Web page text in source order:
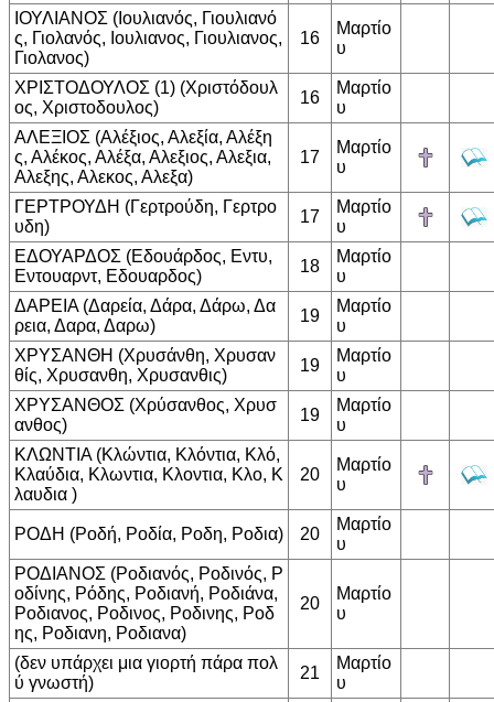
ΙΟΥΛΙΑΝΟΣ (Ιουλιανός, Γιουλιανό
ς, Γιολανός, Ιουλιανος, Γιουλιανος,
Γιολανος)
16
Μαρτίο
υ
ΧΡΙΣΤΟΔΟΥΛΟΣ (1) (Χριστόδουλ
ος, Χριστοδουλος)
16
Μαρτίο
υ
ΑΛΕΞΙΟΣ (Αλέξιος, Αλεξία, Αλέξη
ς, Αλέκος, Αλέξα, Αλεξιος, Αλεξια,
Αλεξης, Αλεκος, Αλεξα)
17
Μαρτίο
υ
ΓΕΡΤΡΟΥΔΗ (Γερτρούδη, Γερτρο
υδη)
17
Μαρτίο
υ
ΕΔΟΥΑΡΔΟΣ (Εδουάρδος, Εντυ,
Εντουαρντ, Εδουαρδος)
18
Μαρτίο
υ
ΔΑΡΕΙΑ (Δαρεία, Δάρα, Δάρω, Δα
ρεια, Δαρα, Δαρω)
19
Μαρτίο
υ
ΧΡΥΣΑΝΘΗ (Χρυσάνθη, Χρυσαν
θίς, Χρυσανθη, Χρυσανθις)
19
Μαρτίο
υ
ΧΡΥΣΑΝΘΟΣ (Χρύσανθος, Χρυσ
ανθος)
19
Μαρτίο
υ
ΚΛΩΝΤΙΑ (Κλώντια, Κλόντια, Κλό,
Κλαύδια, Κλωντια, Κλοντια, Κλο, Κ
λαυδια )
20
Μαρτίο
υ
ΡΟΔΗ (Ροδή, Ροδία, Ροδη, Ροδια) 20
Μαρτίο
υ
ΡΟΔΙΑΝΟΣ (Ροδιανός, Ροδινός, Ρ
οδίνης, Ρόδης, Ροδιανή, Ροδιάνα,
Ροδιανος, Ροδινος, Ροδινης, Ροδ
ης, Ροδιανη, Ροδιανα)
20
Μαρτίο
υ
(δεν υπάρχει μια γιορτή πάρα πολ
ύ γνωστή)
21
Μαρτίο
υ